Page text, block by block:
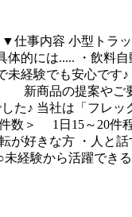
仕事内容 小型トラ
的には..... ・飲料
未経験でも安心です
商品の提案やご
当社は「フレック
数＞ 1日15～20件
好きな方 ・人と話
経験から活躍でき